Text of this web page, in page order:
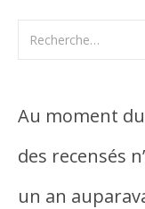
Au moment
des recensés
un an